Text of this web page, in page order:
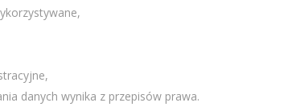
danych wynika z przepisów prawa.